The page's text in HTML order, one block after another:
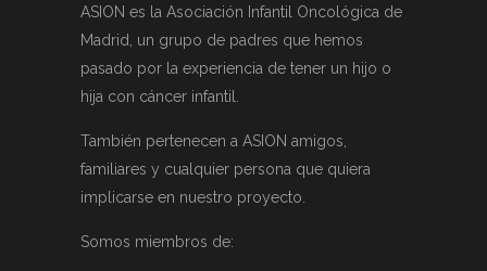
ASION es la Asociación Infantil Oncológica de
Madrid, un grupo de padres que hemos
pasado por la experiencia de tener un hijo o
hija con cáncer infantil.
También pertenecen a ASION amigos,
familiares y cualquier persona que quiera
implicarse en nuestro proyecto.
Somos miembros de: